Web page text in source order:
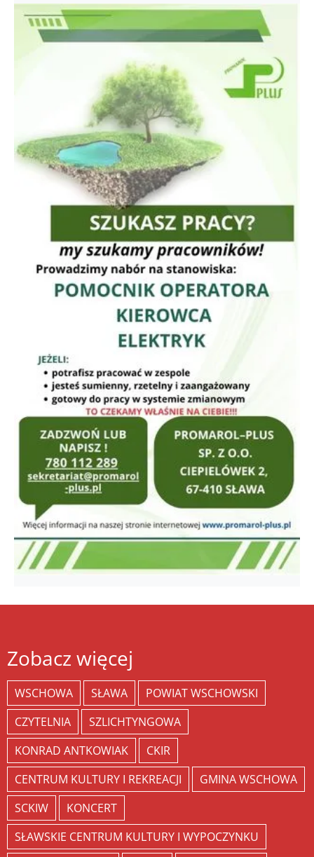
Zobacz więcej
WSCHOWA SŁAWA
POWIAT WSCHOWSKI
CZYTELNIA
SZLICHTYNGOWA
KONRAD ANTKOWIAK
CKIR
CENTRUM KULTURY I REKREACJI
GMINA WSCHOWA
SCKIW
KONCERT
SŁAWSKIE CENTRUM KULTURY I WYPOCZYNKU